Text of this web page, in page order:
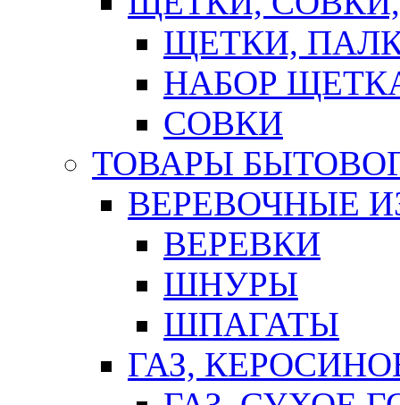
ЩЕТКИ,
НАБОР
СОВКИ
ТОВАРЫ
ВЕРЕВОЧНЫЕ
ВЕРЕВКИ
ШНУРЫ
ШПАГАТЫ
ГАЗ,